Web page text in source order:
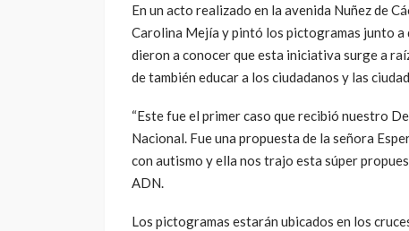
En un acto realizado en la avenida Nuñez de
Carolina Mejía y pintó los pictogramas junto a
dieron a conocer que esta iniciativa surge a
de también educar a los ciudadanos y las
“Este fue el primer caso que recibió nuestro
Nacional. Fue una propuesta de la señora
con autismo y ella nos trajo esta súper
ADN.
Los pictogramas estarán ubicados en los